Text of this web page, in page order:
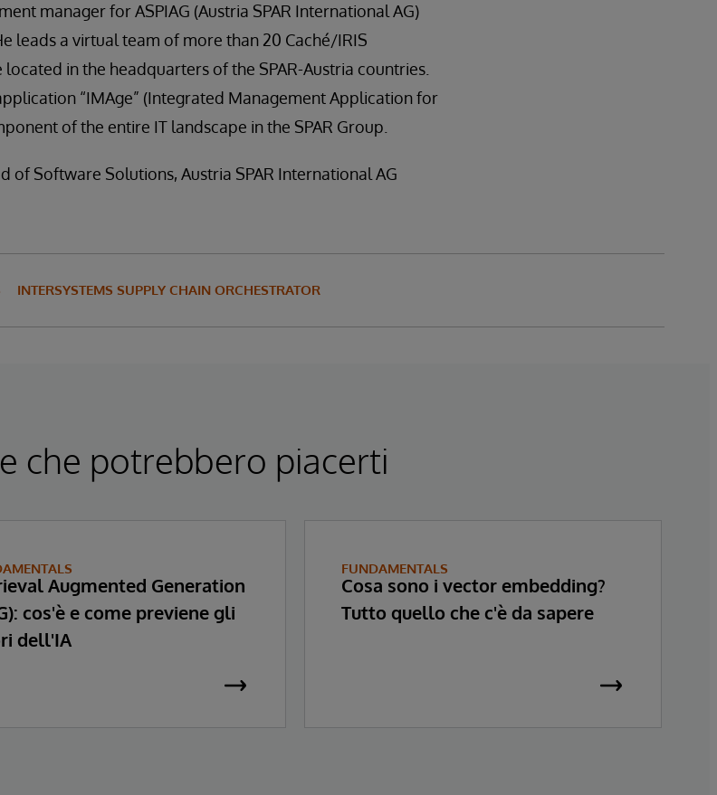
manager for ASPIAG (Austria SPAR International AG)
leads a virtual team of more than 20 Caché/IRIS
in the headquarters of the SPAR-Austria countries.
“IMAge” (Integrated Management Application for
of the entire IT landscape in the SPAR Group.
of Software Solutions, Austria SPAR International AG
INTERSYSTEMS SUPPLY CHAIN ORCHESTRATOR
che potrebbero piacerti
Augmented Generation
cos'è e come previene gli
dell'IA
FUNDAMENTALS
Cosa sono i vector embedding?
Tutto quello che c'è da sapere